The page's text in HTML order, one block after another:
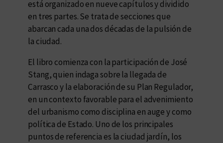
está organizado en nueve capítulos y dividido
en tres partes. Se trata de secciones que
abarcan cada una dos décadas de la pulsión de
la ciudad.
El libro comienza con la participación de José
Stang, quien indaga sobre la llegada de
Carrasco y la elaboración de su Plan Regulador,
en un contexto favorable para el advenimiento
del urbanismo como disciplina en auge y como
política de Estado. Uno de los principales
puntos de referencia es la ciudad jardín, los